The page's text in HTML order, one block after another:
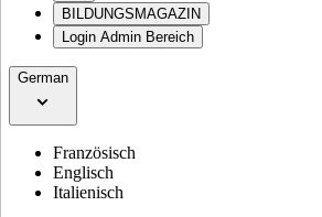
BILDUNGSMAGAZIN
Login Admin Bereich
German
Französisch
Englisch
Italienisch